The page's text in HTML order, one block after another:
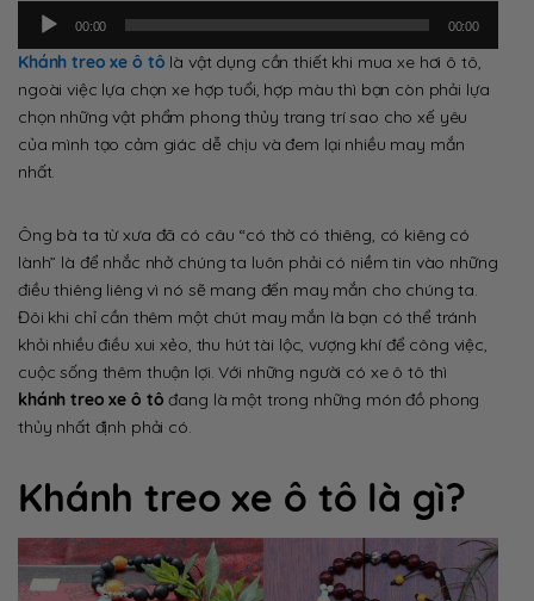
Trình
phát
âm
thanh
00:00 00:00
Khánh treo xe ô tô là vật dụng cần thiết khi mua xe hơi ô tô,
ngoài việc lựa chọn xe hợp tuổi, hợp màu thì bạn còn phải lựa
chọn những vật phẩm phong thủy trang trí sao cho xế yêu
của mình tạo cảm giác dễ chịu và đem lại nhiều may mắn
nhất.
Ông bà ta từ xưa đã có câu “có thờ có thiêng, có kiêng có
lành” là để nhắc nhở chúng ta luôn phải có niềm tin vào những
điều thiêng liêng vì nó sẽ mang đến may mắn cho chúng ta.
Đôi khi chỉ cần thêm một chút may mắn là bạn có thể tránh
khỏi nhiều điều xui xẻo, thu hút tài lộc, vượng khí để công việc,
cuộc sống thêm thuận lợi. Với những người có xe ô tô thì
khánh treo xe ô tô đang là một trong những món đồ phong
thủy nhất định phải có.
Khánh treo xe ô tô là gì?